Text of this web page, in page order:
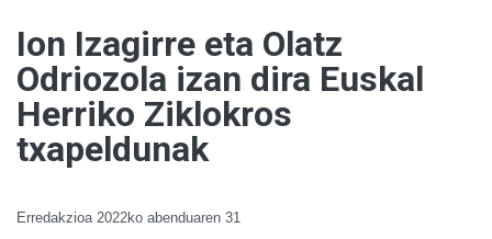
Ion Izagirre eta Olatz
Odriozola izan dira Euskal
Herriko Ziklokros
txapeldunak
Erredakzioa 2022ko abenduaren 31